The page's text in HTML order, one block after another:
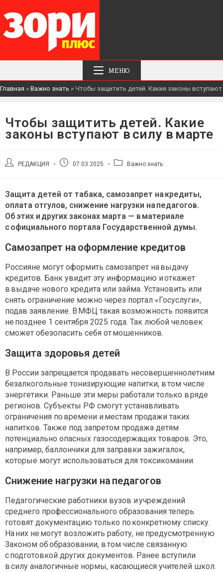
МЕНЮ
Главная » Важно знать » Чтобы защитить детей. Какие законы вступают
Чтобы защитить детей. Какие
законы вступают в силу в марте
АвторРЕДАКЦИЯ
Запись07.03.2025
РубрикаВажно знать
Защита детей от табака, самозапрет на кредиты,
оплата отгулов, снижение нагрузки на педагогов.
Об этих и других законах марта — в материале
с официального портала Государственной думы.
Самозапрет на оформление кредитов
Россияне могут оформить самозапрет на выдачу
кредитов. Банк увидит эту информацию и откажет
в выдаче нового кредита или займа. Установить или
снять ограничение можно через портал «Гос­услуги»,
подав заявление. В МФЦ такая возможность появится
не позднее 1 сентября 2025 года. Так любой человек
сможет обезопасить себя от мошенников.
Защита здоровья детей
В России запрещается продавать несовершеннолетним
безалкогольные тонизирующие напитки, в том числе
энергетики. Раньше эти меры работали только в ряде
регионов. Субъекты РФ смогут устанавливать
ограничения по времени и местам продажи таких
напитков. Также под запретом продажа детям
потенциально опасных газосодержащих товаров. Это,
например, баллончики для заправки зажигалок,
которые могут использоваться для токсикомании.
Снижение нагрузки на педагогов
Педагогические работники вузов и учреждений
среднего профессионального образования теперь
готовят документацию только по конкретному списку.
На них не могут возложить работу, не предусмотренную
Законом об образовании, в том числе связанную
с подготовкой других документов. Ранее вступили
в силу аналогичные нормы, касающиеся учителей школ.